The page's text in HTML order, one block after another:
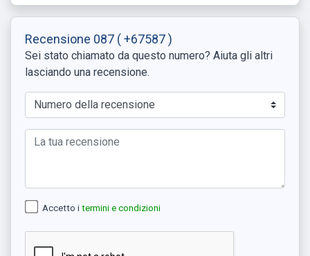
Recensione 087 ( +67587 )
Sei stato chiamato da questo numero? Aiuta gli altri
lasciando una recensione.
Accetto i termini e condizioni